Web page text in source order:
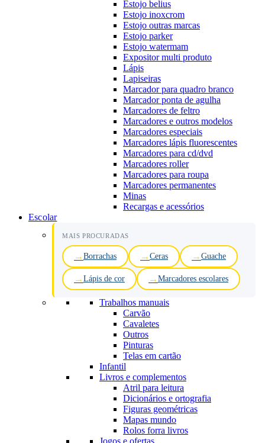
Estojo belius
Estojo inoxcrom
Estojo outras marcas
Estojo parker
Estojo watermam
Expositor multi produto
Lápis
Lapiseiras
Marcador para quadro branco
Marcador ponta de agulha
Marcadores de feltro
Marcadores e outros modelos
Marcadores especiais
Marcadores lápis fluorescentes
Marcadores para cd/dvd
Marcadores roller
Marcadores para roupa
Marcadores permanentes
Minas
Recargas e acessórios
Escolar
MAIS PROCURADAS
Borrachas Ceras Guache
Lápis de cor Marcadores escolares
Trabalhos manuais
Carvão
Cavaletes
Outros
Pinturas
Telas em cartão
Infantil
Livros e complementos
Atril para leitura
Dicionários e ortografia
Figuras geométricas
Mapas mundo
Rolos forra livros
Jogos e ofertas